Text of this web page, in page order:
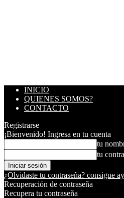
INICIO
QUIENES SOMOS?
CONTACTO
Registrarse
¡Bienvenido! Ingresa en tu cuenta
tu
tu
¿Olvidaste tu contraseña? consigue
Recuperación de contraseña
Recupera tu contraseña